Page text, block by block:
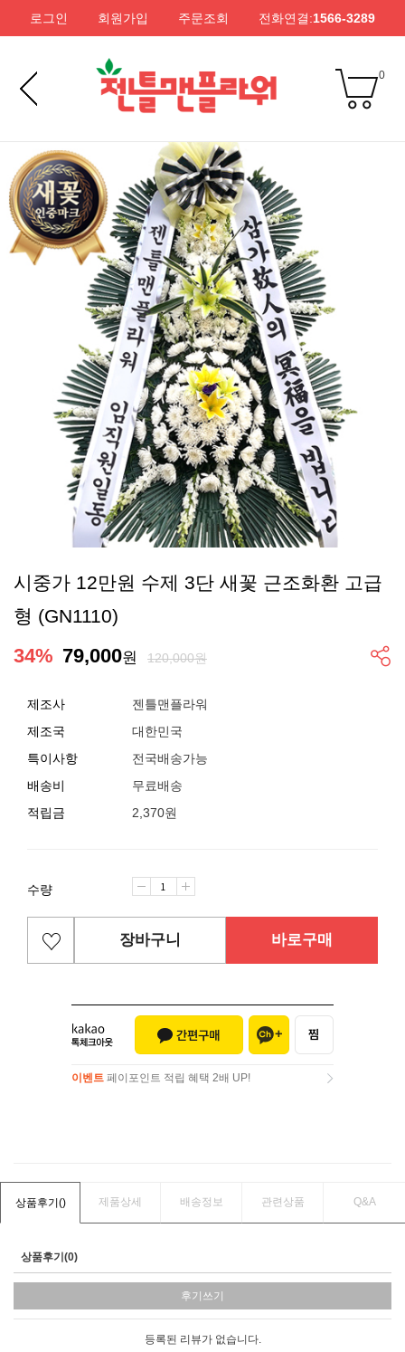
로그인 회원가입 주문조회 전화연결:1566-3289
0
시중가 12만원 수제 3단 새꽃 근조화환 고급
형 (GN1110)
34% 79,000원 120,000원
제조사
젠틀맨플라워
제조국
대한민국
특이사항
전국배송가능
배송비
무료배송
적립금
2,370원
수량
장바구니 바로구매
이벤트 페이포인트 적립 혜택 2배 UP!
상품후기() 제품상세 배송정보 관련상품 Q&A
상품후기(0)
후기쓰기
등록된 리뷰가 없습니다.